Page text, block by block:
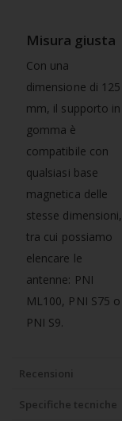
Misura giusta
Con una
dimensione di 125
mm, il supporto in
gomma è
compatibile con
qualsiasi base
magnetica delle
stesse dimensioni,
tra cui possiamo
elencare le
antenne: PNI
ML100, PNI S75 o
PNI S9.
Recensioni
Specifiche tecniche